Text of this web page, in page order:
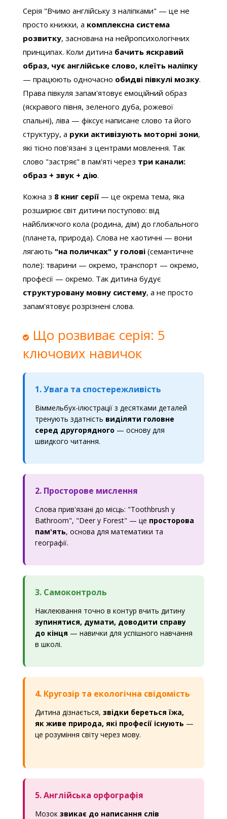
Серія "Вчимо англійську з наліпками" — це не
просто книжки, а комплексна система
розвитку, заснована на нейропсихологічних
принципах. Коли дитина бачить яскравий
образ, чує англійське слово, клеїть наліпку
— працюють одночасно обидві півкулі мозку.
Права півкуля запам'ятовує емоційний образ
(яскравого півня, зеленого дуба, рожевої
спальні), ліва — фіксує написане слово та його
структуру, а руки активізують моторні зони,
які тісно пов'язані з центрами мовлення. Так
слово "застряє" в пам'яті через три канали:
образ + звук + дію.
Кожна з 8 книг серії — це окрема тема, яка
розширює світ дитини поступово: від
найближчого кола (родина, дім) до глобального
(планета, природа). Слова не хаотичні — вони
лягають "на поличках" у голові (семантичне
поле): тварини — окремо, транспорт — окремо,
професії — окремо. Так дитина будує
структуровану мовну систему, а не просто
запам'ятовує розрізнені слова.
Що розвиває серія: 5
ключових навичок
1. Увага та спостережливість
Віммельбух-ілюстрації з десятками деталей
тренують здатність виділяти головне
серед другорядного — основу для
швидкого читання.
2. Просторове мислення
Слова прив'язані до місць: "Toothbrush у
Bathroom", "Deer у Forest" — це просторова
пам'ять, основа для математики та
географії.
3. Самоконтроль
Наклеювання точно в контур вчить дитину
зупинятися, думати, доводити справу
до кінця — навички для успішного навчання
в школі.
4. Кругозір та екологічна свідомість
Дитина дізнається, звідки береться їжа,
як живе природа, які професії існують —
це розуміння світу через мову.
5. Англійська орфографія
Мозок звикає до написання слів